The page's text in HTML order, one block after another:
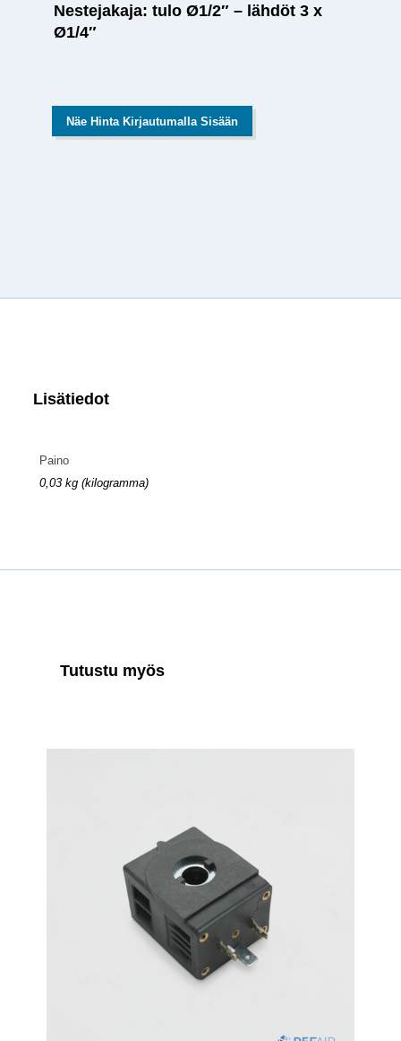
Nestejakaja: tulo Ø1/2″ – lähdöt 3 x
Ø1/4″
Näe Hinta Kirjautumalla Sisään
Lisätiedot
Paino
0,03 kg (kilogramma)
Tutustu myös